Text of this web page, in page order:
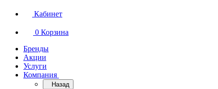
Кабинет
0 Корзина
Бренды
Акции
Услуги
Компания
Назад